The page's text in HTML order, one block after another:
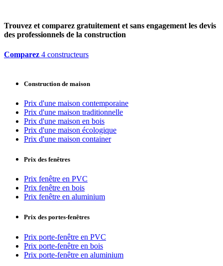
Trouvez et comparez gratuitement et sans engagement les devis
des professionnels de la construction
Comparez 4 constructeurs
Construction de maison
Prix d'une maison contemporaine
Prix d'une maison traditionnelle
Prix d'une maison en bois
Prix d'une maison écologique
Prix d'une maison container
Prix des fenêtres
Prix fenêtre en PVC
Prix fenêtre en bois
Prix fenêtre en aluminium
Prix des portes-fenêtres
Prix porte-fenêtre en PVC
Prix porte-fenêtre en bois
Prix porte-fenêtre en aluminium